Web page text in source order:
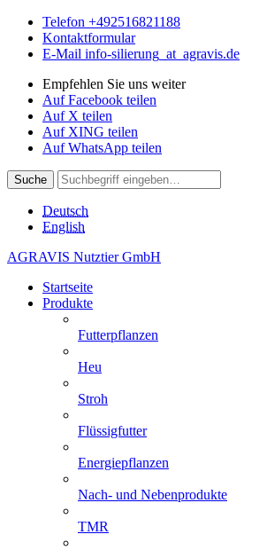
Telefon +492516821188
Kontaktformular
E-Mail info-silierung _at_ agravis.de
Empfehlen Sie uns weiter
Auf Facebook teilen
Auf X teilen
Auf XING teilen
Auf WhatsApp teilen
Suche
Deutsch
English
AGRAVIS Nutztier GmbH
Startseite
Produkte
Futterpflanzen
Heu
Stroh
Flüssigfutter
Energiepflanzen
Nach- und Nebenprodukte
TMR